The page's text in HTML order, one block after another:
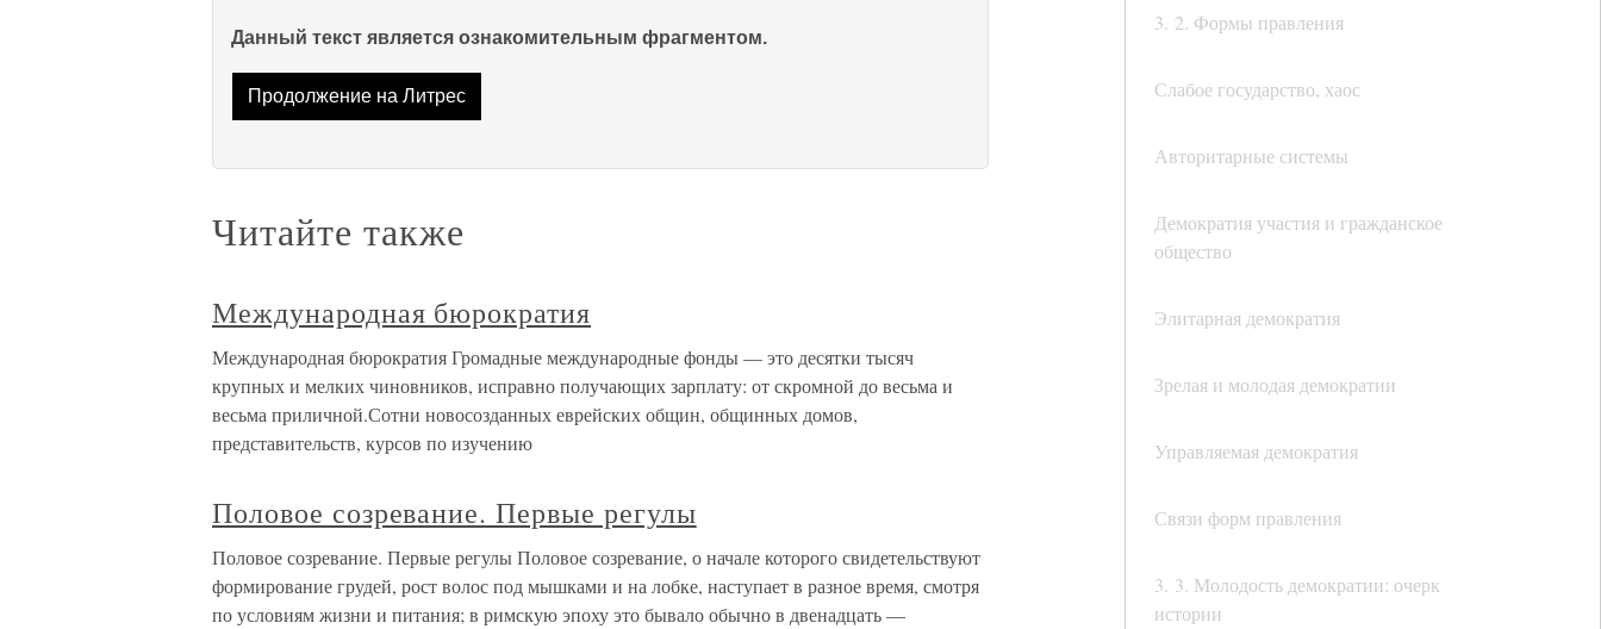
3. 2. Формы правления
Слабое государство, хаос
Авторитарные системы
Демократия участия и гражданское
общество
Элитарная демократия
Зрелая и молодая демократии
Управляемая демократия
Связи форм правления
3. 3. Молодость демократии: очерк
истории
Данный текст является ознакомительным фрагментом.
Продолжение на Литрес
Читайте также
Международная бюрократия
Международная бюрократия Громадные международные фонды — это десятки тысяч
крупных и мелких чиновников, исправно получающих зарплату: от скромной до весьма и
весьма приличной.Сотни новосозданных еврейских общин, общинных домов,
представительств, курсов по изучению
Половое созревание. Первые регулы
Половое созревание. Первые регулы Половое созревание, о начале которого свидетельствуют
формирование грудей, рост волос под мышками и на лобке, наступает в разное время, смотря
по условиям жизни и питания; в римскую эпоху это бывало обычно в двенадцать —